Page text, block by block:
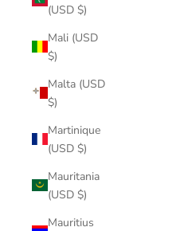
(USD $)
Mali (USD
$)
Malta (USD
$)
Martinique
(USD $)
Mauritania
(USD $)
Mauritius